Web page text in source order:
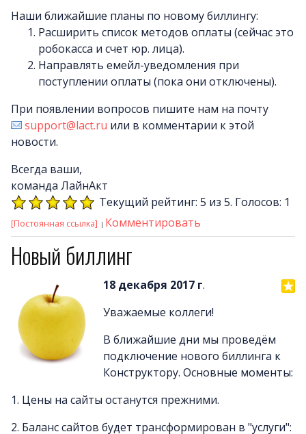
Наши ближайшие планы по новому биллингу:
Расширить список методов оплаты (сейчас это
робокасса и счет юр. лица).
Направлять емейл-уведомления при
поступлении оплаты (пока они отключены).
При появлении вопросов пишите нам на почту
support@lact.ru или в комментарии к этой
новости.
Всегда ваши,
команда ЛайнАкт
Текущий рейтинг: 5 из 5. Голосов: 1
[Постоянная ссылка] Комментировать
Новый биллинг
18 декабря 2017 г.
Уважаемые коллеги!
В ближайшие дни мы проведём
подключение нового биллинга к
Конструктору. Основные моменты:
1. Цены на сайты останутся прежними.
2. Баланс сайтов будет трансформирован в "услуги":